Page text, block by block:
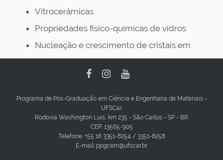
Vitrocerâmicas
Propriedades fisico-químicas de vidros
Nucleação e crescimento de cristais em
Programa de Pós-Graduação em Ciência e Engenharia de Materiais -
UFSCar
Rodovia Washington Luis, km 235 - São Carlos - SP - BR
CEP: 13565-905
Telefone: +55 16 3351-8254 / 3351-8258
E-mail: ppgcem@ufscar.br